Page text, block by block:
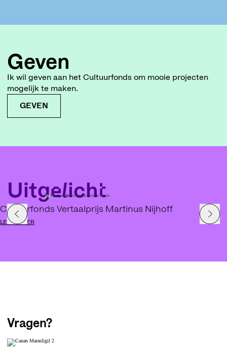
Geven
Ik wil geven aan het Cultuurfonds om mooie projecten
mogelijk te maken.
GEVEN
Uitgelicht
Cultuurfonds Vertaalprijs Martinus Nijhoff
LEES MEER
Vragen?